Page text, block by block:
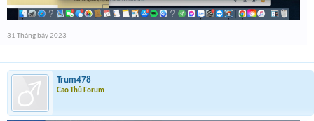
31 Tháng bảy 2023
Trum478
Cao Thủ Forum